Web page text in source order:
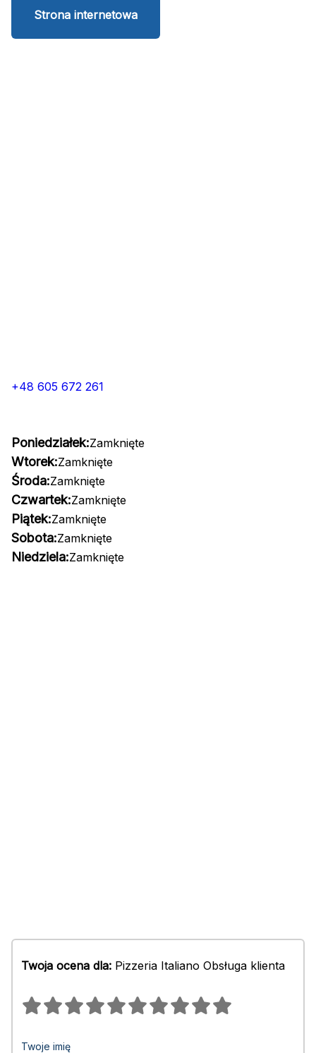
Strona internetowa
+48 605 672 261
Poniedziałek:Zamknięte
Wtorek:Zamknięte
Środa:Zamknięte
Czwartek:Zamknięte
Piątek:Zamknięte
Sobota:Zamknięte
Niedziela:Zamknięte
Twoja ocena dla: Pizzeria Italiano Obsługa klienta
Twoje imię